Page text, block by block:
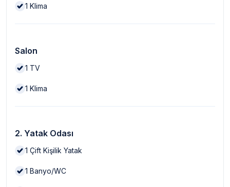
1 Klima
Salon
1 TV
1 Klima
2. Yatak Odası
1 Çift Kişilik Yatak
1 Banyo/WC